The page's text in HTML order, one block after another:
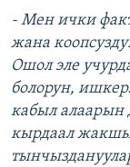
- Мен ички
жана
Ошол эле
болорун,
кабыл алаарын
кырдаал